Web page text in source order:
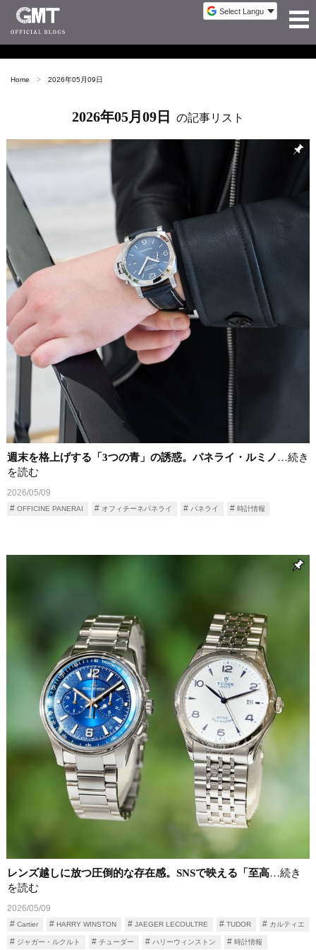
Home 2026年05月09日
2026年05月09日 の記事リスト
週末を格上げする「3つの青」の誘惑。パネライ・ルミノ …続き
を読む
2026/05/09
OFFICINE PANERAI オフィチーネパネライ パネライ 時計情報
レンズ越しに放つ圧倒的な存在感。SNSで映える「至高…続き
を読む
2026/05/09
Cartier HARRY WINSTON JAEGER LECOULTRE TUDOR カルティエ
ジャガー・ルクルト チューダー ハリーウィンストン 時計情報